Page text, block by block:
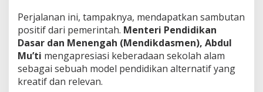
Perjalanan ini, tampaknya, mendapatkan sambutan
positif dari pemerintah. Menteri Pendidikan
Dasar dan Menengah (Mendikdasmen), Abdul
Mu’ti mengapresiasi keberadaan sekolah alam
sebagai sebuah model pendidikan alternatif yang
kreatif dan relevan.